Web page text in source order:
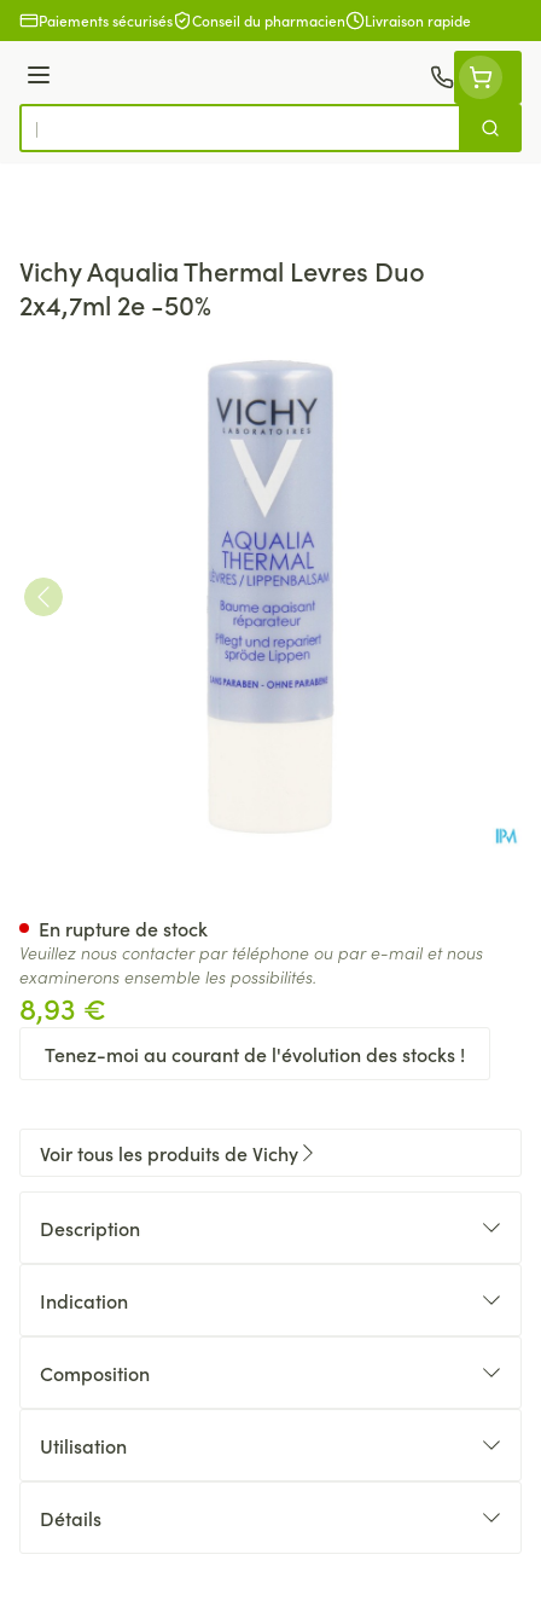
Aller au contenu
Paiements sécurisés Conseil du pharmacien Livraison rapide
Menu
Rechercher
Vichy Aqualia Thermal Levres Duo
2x4,7ml 2e -50%
8,93 €
Tenez-moi au courant de l'évolution des stocks !
En rupture de stock
Veuillez nous contacter par téléphone ou par e-mail et nous
examinerons ensemble les possibilités.
Voir tous les produits de Vichy
Description
Indication
Composition
Utilisation
Détails